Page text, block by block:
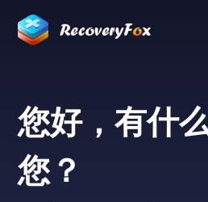
您好，有什
您？